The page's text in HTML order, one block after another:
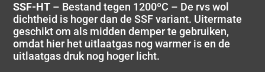
SSF-HT – Bestand tegen 1200ºC – De rvs wol
dichtheid is hoger dan de SSF variant. Uitermate
geschikt om als midden demper te gebruiken,
omdat hier het uitlaatgas nog warmer is en de
uitlaatgas druk nog hoger licht.